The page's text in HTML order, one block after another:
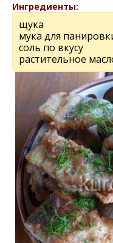
Ингредиенты:
щука
мука для
соль по вкусу
растительное